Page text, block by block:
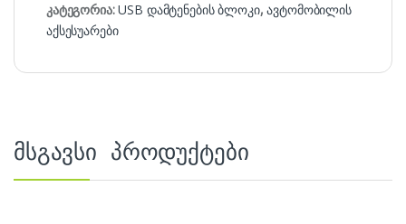
კატეგორია:USB დამტენების ბლოკი,ავტომობილის
აქსესუარები
მსგავსი პროდუქტები